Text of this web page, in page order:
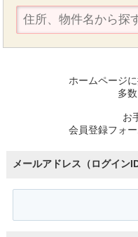
ホームページ
多
お
会員登録フォ
メールアドレス（ログインID